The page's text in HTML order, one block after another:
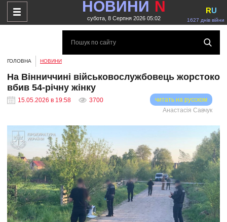
НОВИНИ N
субота, 8 Серпня 2026 05:02 1627 днів війни
RU
ГОЛОВНА НОВИНИ
На Вінниччині військовослужбовець жорстоко
вбив 54-річну жінку
15.05.2026 в 19:58 3700
читать на русском
Анастасія Савчук